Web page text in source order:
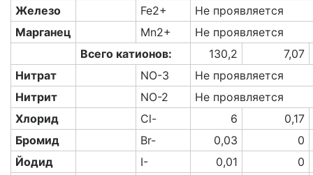
Железо
Fe2+
Не проявляется
Марганец
Mn2+
Не проявляется
Всего катионов:
130,2
7,07
Нитрат
NO-3
Не проявляется
Нитрит
NO-2
Не проявляется
Хлорид
Cl- 6
0,17
Бромид
Br- 0,03
0
Йодид
I- 0,01
0